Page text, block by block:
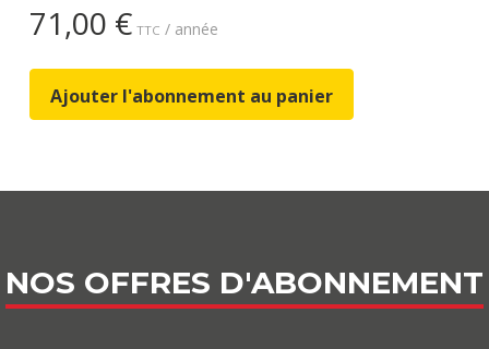
71,00 € TTC / année
Ajouter l'abonnement au panier
NOS OFFRES D'ABONNEMENT